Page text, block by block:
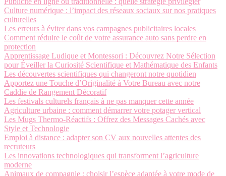
Culture numérique : l’impact des réseaux sociaux sur nos pratiques
culturelles
Les erreurs à éviter dans vos campagnes publicitaires locales
Comment réduire le coût de votre assurance auto sans perdre en
protection
Apprentissage Ludique et Montessori : Découvrez Notre Sélection
pour Éveiller la Curiosité Scientifique et Mathématique des Enfants
Les découvertes scientifiques qui changeront notre quotidien
Apportez une Touche d’Originalité à Votre Bureau avec notre
Caddie de Rangement Décoratif
Les festivals culturels français à ne pas manquer cette année
Agriculture urbaine : comment démarrer votre potager vertical
Les Mugs Thermo-Réactifs : Offrez des Messages Cachés avec
Style et Technologie
Emploi à distance : adapter son CV aux nouvelles attentes des
recruteurs
Les innovations technologiques qui transforment l’agriculture
moderne
Animaux de compagnie : choisir l’espèce adaptée à votre mode de